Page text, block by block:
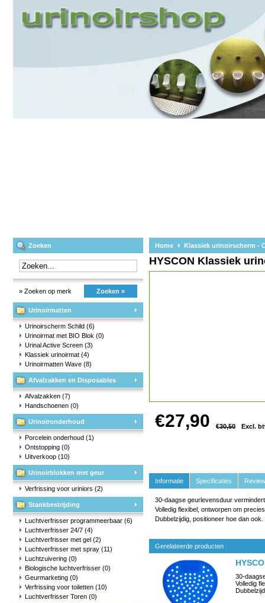
Zoeken
» Zoeken op merk Zoeken »
Urinoirmatten
Urinoirscherm Schild (6)
Urinoirmat met BIO Blok (0)
Urinal Active Screen (3)
Klassiek urinoirmat (4)
Urinoirmatten Wave (8)
Afvalzakken en Disposables
Afvalzakken (7)
Handschoenen (0)
Urinoironderhoud
Porcelein onderhoud (1)
Ontstopping (0)
Uitverkoop (10)
Urinoirblokken met geur
Verfrissing voor uriniors (2)
Stankbestrijding
Luchtverfrisser programmeerbaar (6)
Luchtverfrisser 24/7 (4)
Luchtverfrisser met gel (2)
Luchtverfrisser met spray (11)
Luchtzuivering (0)
Biologische luchtverfrisser (0)
Geurmarketing (0)
Verfrissing voor toiletten (10)
Luchtverfrisser Toren (0)
Home Klassiek urinoirscherm -
HYSCON Klassiek
€27,90 €30,50 Excl.
Informatie Specificaties
30-daagse geurlevensduur
Volledig flexibel, ontworpen om
Dubbelzijdig, positioneer hoe dan ook.
Gerelateerde producten
30-
Volledig